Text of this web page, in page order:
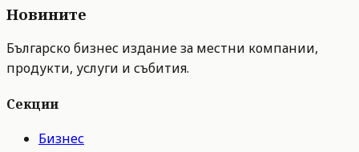
Новините
Българско бизнес издание за местни компании,
продукти, услуги и събития.
Секции
Бизнес